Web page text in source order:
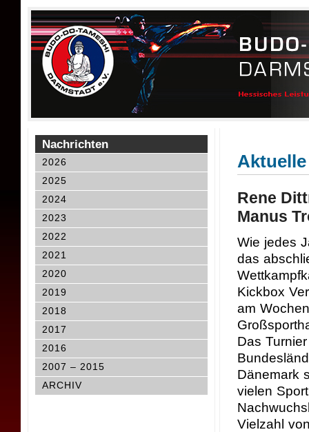
Nachrichten
2026
2025
2024
2023
2022
2021
2020
2019
2018
2017
2016
2007 – 2015
ARCHIV
Rene
Manus
Wie jedes
das
Kickbox
am
Das
Dänemark
vielen
Vielzahl